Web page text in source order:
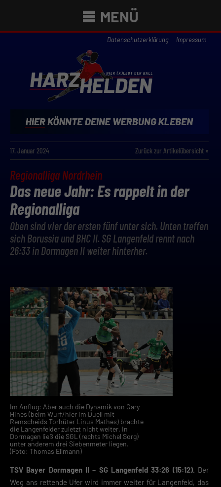
MENÜ
Datenschutzerklärung Impressum
17. Januar 2024 Zurück zur Artikelübersicht »
Regionalliga Nordrhein
Das neue Jahr: Es rappelt in der
Regionalliga
Oben sind vier der ersten fünf unter sich. Unten treffen
sich Borussia und BHC II. SG Langenfeld rennt nach
26:33 in Dormagen II weiter hinterher.
Im Anflug: Aber auch die Dynamik von Gary
Hines (beim Wurf/hier im Duell mit
Remscheids Torhüter Linus Mathes) brachte
die Langenfelder zuletzt nicht weiter. In
Dormagen ließ die SGL (rechts Michel Sorg)
unter anderem drei Siebenmeter liegen.
(Foto: Thomas Ellmann)
TSV Bayer Dormagen II – SG Langenfeld 33:26 (15:12). Der
Weg ans rettende Ufer wird immer weiter für Langenfeld, das